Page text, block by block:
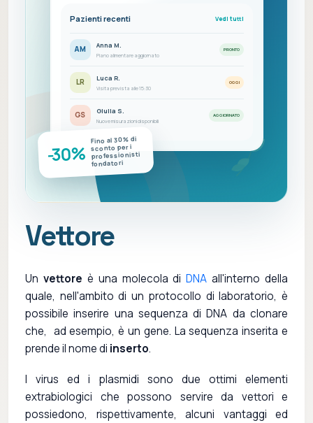
Pazienti recenti Vedi tutti
AM Anna M.
Piano alimentare aggiornato
PRONTO
LR Luca R.
Visita prevista alle 15:30
OGGI
GS Giulia S.
Nuove misurazioni disponibili
AGGIORNATO
-30%
Fino al 30% di
sconto per i
professionisti
fondatori
Vettore
Un vettore è una molecola diDNA all'interno della
quale, nell'ambito di un protocollo di laboratorio, è
possibile inserire una sequenza di DNA da clonare
che, ad esempio, è un gene. La sequenza inserita e
prende il nome di inserto.
I virus ed i plasmidi sono due ottimi elementi
extrabiologici che possono servire da vettori e
possiedono, rispettivamente, alcuni vantaggi ed